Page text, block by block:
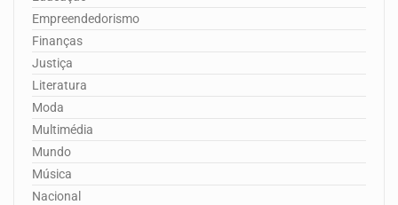
Empreendedorismo
Finanças
Justiça
Literatura
Moda
Multimédia
Mundo
Música
Nacional